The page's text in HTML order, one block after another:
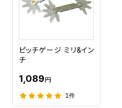
ピッチゲージ ミリ&イン
チ
1,089円
1件